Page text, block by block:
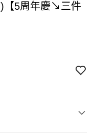
【5周年慶↘三件